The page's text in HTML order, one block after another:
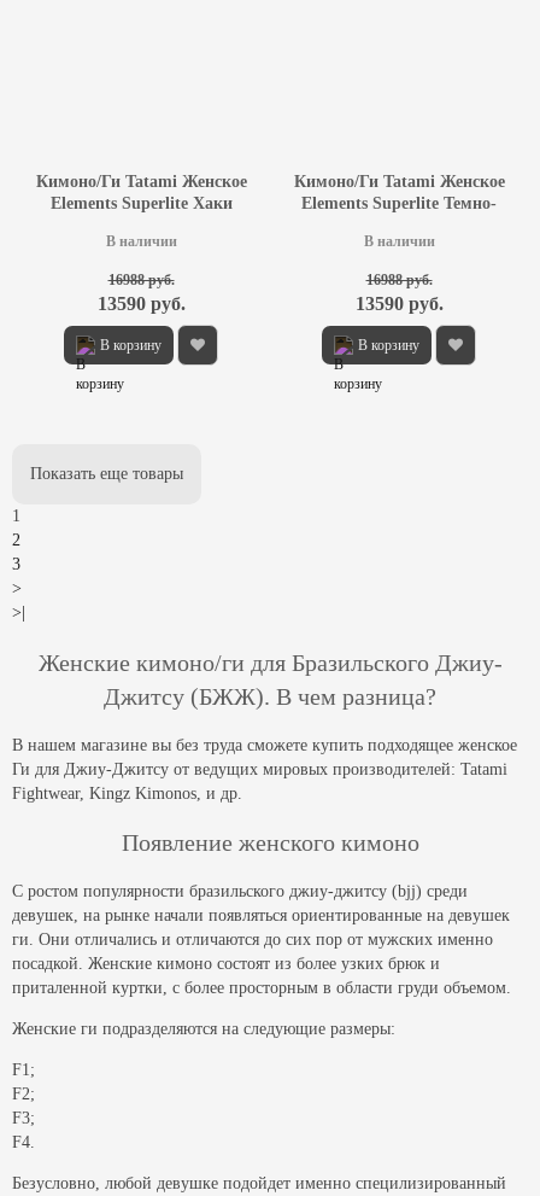
Кимоно/Ги Tatami Женское
Elements Superlite Хаки
В наличии
В корзину
16988 руб.
13590 руб.
Кимоно/Ги Tatami Женское
Elements Superlite Темно-
В наличии
В корзину
16988 руб.
13590 руб.
Показать еще товары
1
2
3
>
>|
Женские кимоно/ги для Бразильского Джиу-
Джитсу (БЖЖ). В чем разница?
В нашем магазине вы без труда сможете купить подходящее женское
Ги для Джиу-Джитсу от ведущих мировых производителей: Tatami
Fightwear, Kingz Kimonos, и др.
Появление женского кимоно
С ростом популярности бразильского джиу-джитсу (bjj) среди
девушек, на рынке начали появляться ориентированные на девушек
ги. Они отличались и отличаются до сих пор от мужских именно
посадкой. Женские кимоно состоят из более узких брюк и
приталенной куртки, с более просторным в области груди объемом.
Женские ги подразделяются на следующие размеры:
F1;
F2;
F3;
F4.
Безусловно, любой девушке подойдет именно специлизированный